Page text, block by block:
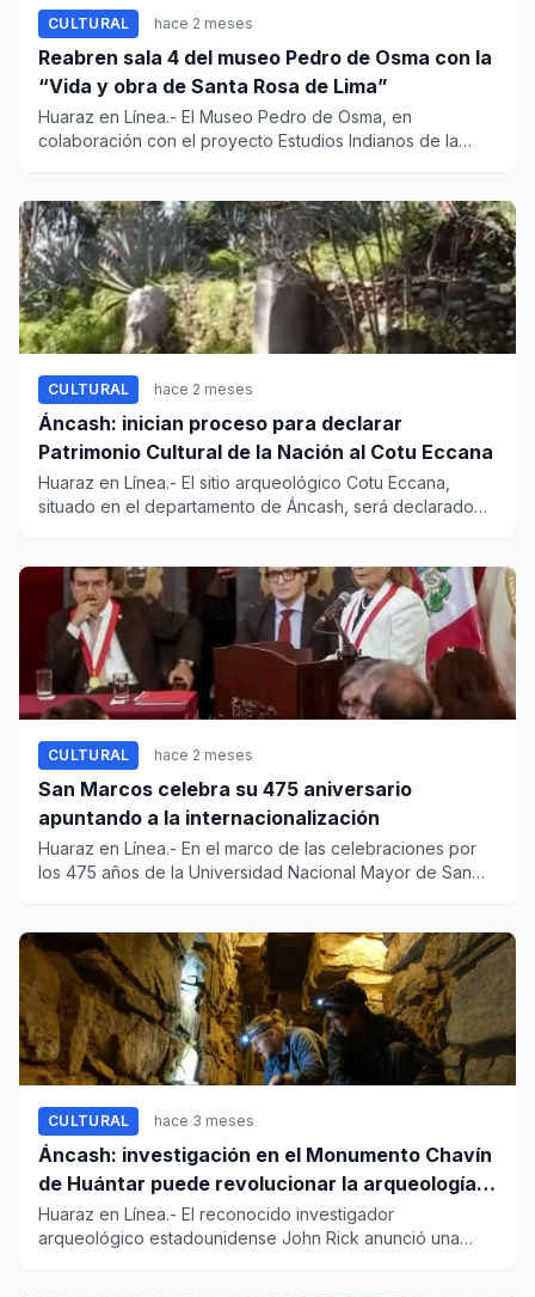
CULTURAL hace 2 meses
Reabren sala 4 del museo Pedro de Osma con la
“Vida y obra de Santa Rosa de Lima”
Huaraz en Línea.- El Museo Pedro de Osma, en
colaboración con el proyecto Estudios Indianos de la
CULTURAL hace 2 meses
Áncash: inician proceso para declarar
Patrimonio Cultural de la Nación al Cotu Eccana
Huaraz en Línea.- El sitio arqueológico Cotu Eccana,
situado en el departamento de Áncash, será declarado
CULTURAL hace 2 meses
San Marcos celebra su 475 aniversario
apuntando a la internacionalización
Huaraz en Línea.- En el marco de las celebraciones por
los 475 años de la Universidad Nacional Mayor de San
CULTURAL hace 3 meses
Áncash: investigación en el Monumento Chavín
de Huántar puede revolucionar la arqueología
mundial
Huaraz en Línea.- El reconocido investigador
arqueológico estadounidense John Rick anunció una